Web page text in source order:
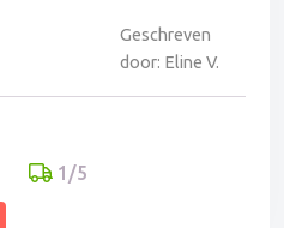
Geschreven
door: Eline V.
1/5